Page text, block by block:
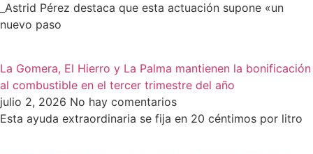
_Astrid Pérez destaca que esta actuación supone «un
nuevo paso
La Gomera, El Hierro y La Palma mantienen la bonificación
al combustible en el tercer trimestre del año
julio 2, 2026 No hay comentarios
Esta ayuda extraordinaria se fija en 20 céntimos por litro